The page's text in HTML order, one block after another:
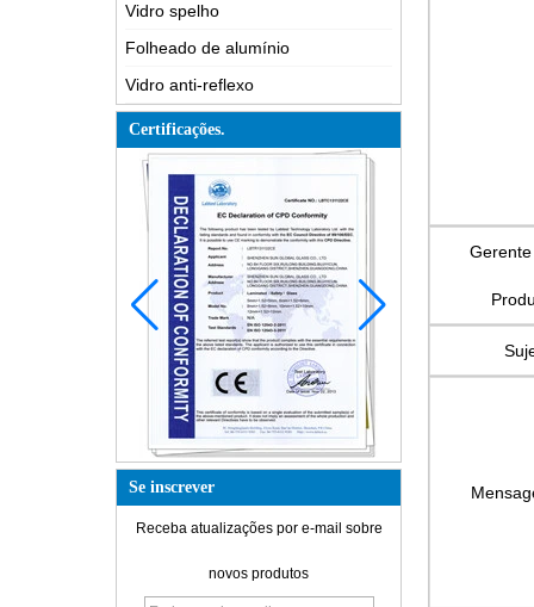
Vidro spelho
Folheado de alumínio
Vidro anti-reflexo
Certificações.
Se inscrever
Receba atualizações por e-mail sobre
novos produtos
Como é feito o vidro?